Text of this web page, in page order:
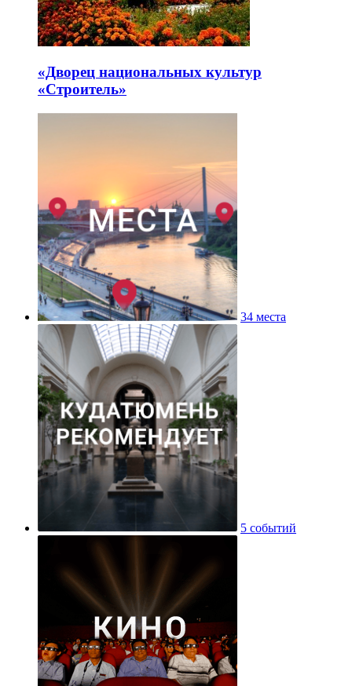
«Дворец национальных культур
«Строитель»
34 места
5 событий